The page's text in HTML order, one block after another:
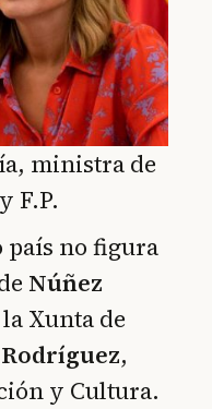
ministra de
F.P.
país no figura
Núñez
Xunta de
Rodríguez,
y Cultura.